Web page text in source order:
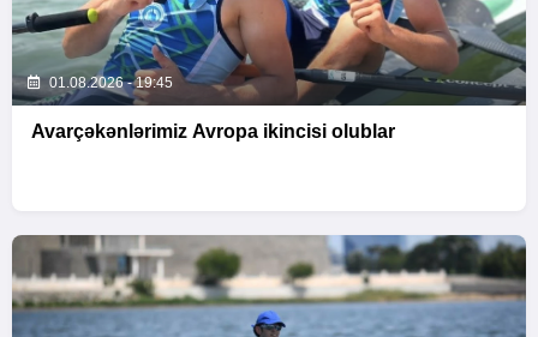
01.08.2026 - 19:45
Avarçəkənlərimiz Avropa ikincisi olublar